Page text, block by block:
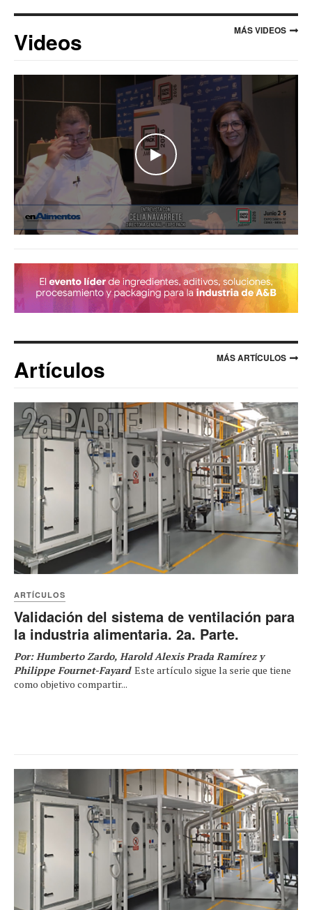
Videos MÁS VIDEOS
WATCH THE VIDEO
Artículos MÁS ARTÍCULOS
ARTÍCULOS
Validación del sistema de ventilación para
la industria alimentaria. 2a. Parte.
Por: Humberto Zardo, Harold Alexis Prada Ramírez y
Philippe Fournet-FayardEste artículo sigue la serie que tiene
como objetivo compartir...